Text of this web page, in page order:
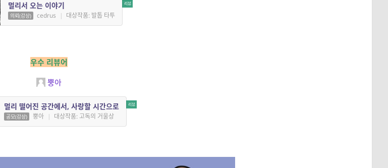
멀리서 오는 이야기
의뢰(감상) cedrus | 대상작품: 발톱 타투
우수 리뷰어
뿡아
멀리 떨어진 공간에서, 사랑할 시간으로
공모(감상) 뿡아 | 대상작품: 고독의 거울상